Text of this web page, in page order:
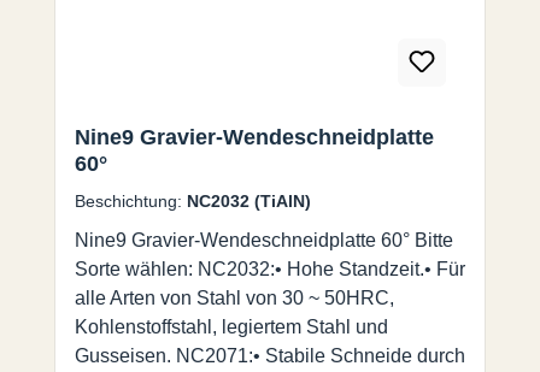
Nine9 Gravier-Wendeschneidplatte
60°
Beschichtung: NC2032 (TiAlN)
Nine9 Gravier-Wendeschneidplatte 60° Bitte
Sorte wählen: NC2032:• Hohe Standzeit.• Für
alle Arten von Stahl von 30 ~ 50HRC,
Kohlenstoffstahl, legiertem Stahl und
Gusseisen. NC2071:• Stabile Schneide durch